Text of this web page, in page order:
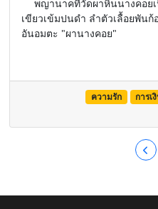
เขียวเข้มปนดำ ลำตัวเลื้อยพัน
อันอมตะ "ผานางคอย"
ความรัก การเ